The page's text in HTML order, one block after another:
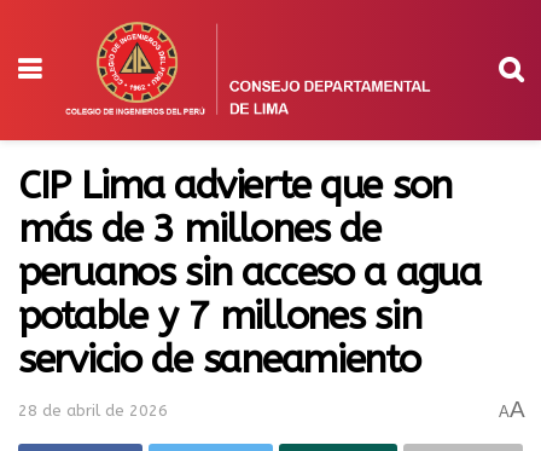
CIP Lima advierte que son
más de 3 millones de
peruanos sin acceso a agua
potable y 7 millones sin
servicio de saneamiento
28 de abril de 2026 AA